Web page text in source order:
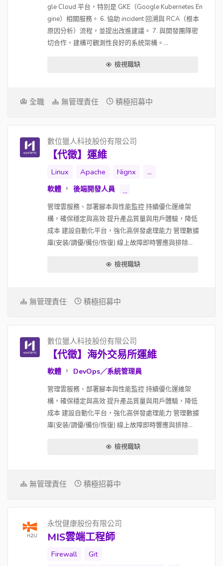
gle Cloud 平台，特別是 GKE（Google Kubernetes En
gine）相關服務。 6. 協助 incident 回溯與 RCA（根本
原因分析）流程，並提出改進建議。 7. 與開發團隊密
切合作，建構可觀測性良好的系統架構。...
檢視職缺
全職 無管理責任 積極招募中
數位獵人科技股份有限公司
【代徵】運維
Linux Apache Nignx ...
軟體 後端開發人員 ...
管理雲服務、部署腳本與性能監控 持續優化運維架
構，確保穩定與高效 提升產品質量與用戶體驗，降低
成本 建設自動化平台，強化高併發處理能力 管理數據
庫(安装/調優/備份/恢復) 線上故障即時響應與排除...
檢視職缺
無管理責任 積極招募中
數位獵人科技股份有限公司
【代徵】海外交易所運維
軟體 DevOps／系統管理員
管理雲服務、部署腳本與性能監控 持續優化運維架
構，確保穩定與高效 提升產品質量與用戶體驗，降低
成本 建設自動化平台，強化高併發處理能力 管理數據
庫(安装/調優/備份/恢復) 線上故障即時響應與排除...
檢視職缺
無管理責任 積極招募中
永悅健康股份有限公司
MIS雲端工程師
Firewall
Git